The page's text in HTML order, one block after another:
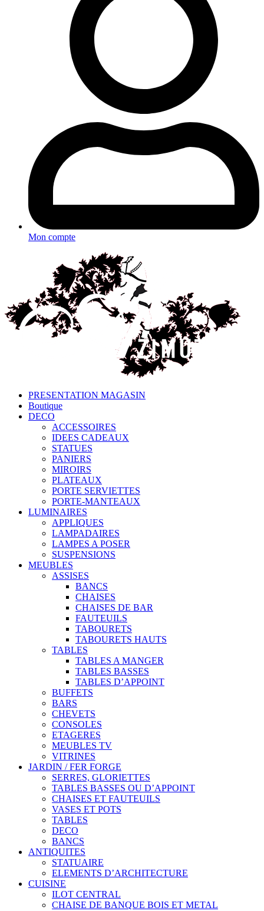
Mon compte
PRESENTATION MAGASIN
Boutique
DECO
ACCESSOIRES
IDEES CADEAUX
STATUES
PANIERS
MIROIRS
PLATEAUX
PORTE SERVIETTES
PORTE-MANTEAUX
LUMINAIRES
APPLIQUES
LAMPADAIRES
LAMPES A POSER
SUSPENSIONS
MEUBLES
ASSISES
BANCS
CHAISES
CHAISES DE BAR
FAUTEUILS
TABOURETS
TABOURETS HAUTS
TABLES
TABLES A MANGER
TABLES BASSES
TABLES D’APPOINT
BUFFETS
BARS
CHEVETS
CONSOLES
ETAGERES
MEUBLES TV
VITRINES
JARDIN / FER FORGE
SERRES, GLORIETTES
TABLES BASSES OU D’APPOINT
CHAISES ET FAUTEUILS
VASES ET POTS
TABLES
DECO
BANCS
ANTIQUITES
STATUAIRE
ELEMENTS D’ARCHITECTURE
CUISINE
ILOT CENTRAL
CHAISE DE BANQUE BOIS ET METAL